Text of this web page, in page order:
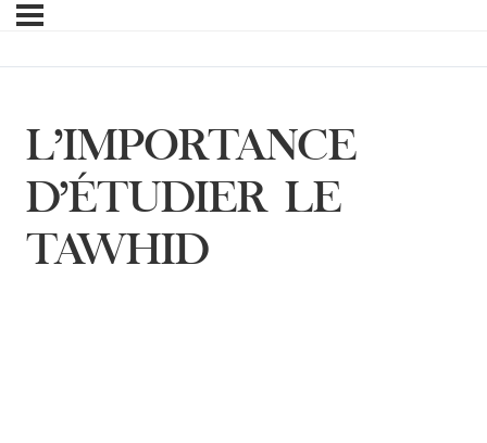
L’IMPORTANCE
D’ÉTUDIER LE
TAWHID